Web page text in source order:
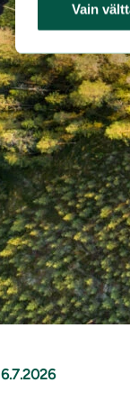
Vain
6.7.2026